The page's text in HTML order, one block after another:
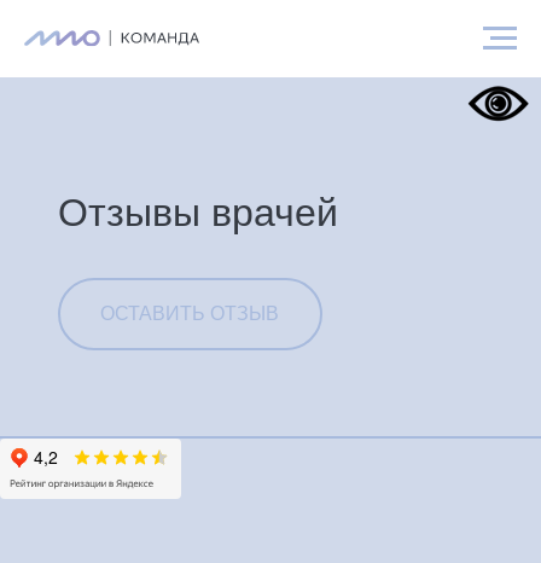
Отзывы врачей
ОСТАВИТЬ ОТЗЫВ